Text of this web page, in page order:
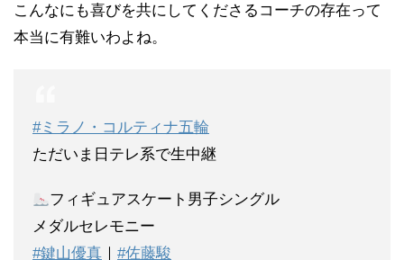
こんなにも喜びを共にしてくださるコーチの存在って
本当に有難いわよね。
#ミラノ・コルティナ五輪
ただいま日テレ系で生中継
フィギュアスケート男子シングル
メダルセレモニー
#鍵山優真 ｜ #佐藤駿